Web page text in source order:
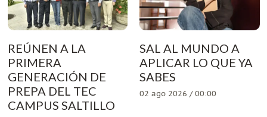
REÚNEN A LA
PRIMERA
GENERACIÓN DE
PREPA DEL TEC
CAMPUS SALTILLO
SAL AL MUNDO A
APLICAR LO QUE YA
SABES
02 ago 2026 / 00:00